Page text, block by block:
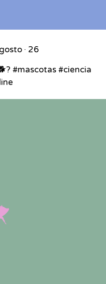
· 26
#mascotas #ciencia